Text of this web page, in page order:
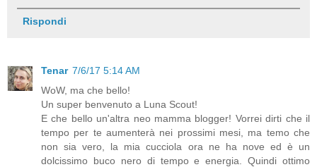
Rispondi
Tenar 7/6/17 5:14 AM
WoW, ma che bello!
Un super benvenuto a Luna Scout!
E che bello un'altra neo mamma blogger! Vorrei dirti che il
tempo per te aumenterà nei prossimi mesi, ma temo che
non sia vero, la mia cucciola ora ne ha nove ed è un
dolcissimo buco nero di tempo e energia. Quindi ottimo